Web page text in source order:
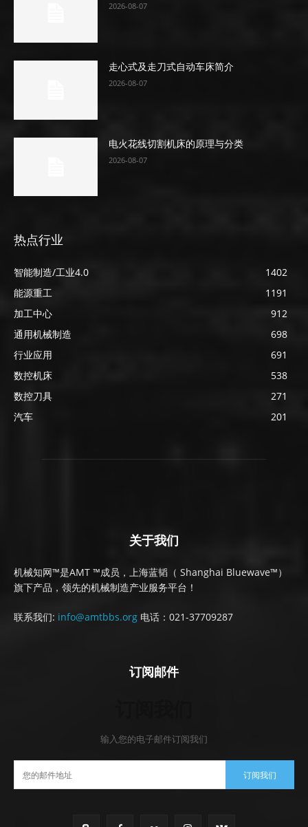
2026-08-07
走心式及走刀式自动车床简介
2026-08-07
电火花线切割机床的原理与分类
2026-08-07
热点行业
智能制造/工业4.0
1402
能源重工
1191
加工中心
912
通用机械制造
698
行业应用
691
数控机床
538
数控刀具
271
汽车
201
关于我们
机械知网™是AMT ™成员，上海蓝韬（ Shanghai Bluewave™）
旗下产品，领先的机械制造产业服务平台！
联系我们: info@amtbbs.org 电话：021-37709287
订阅邮件
输入您的电子邮件订阅我们
订阅我们